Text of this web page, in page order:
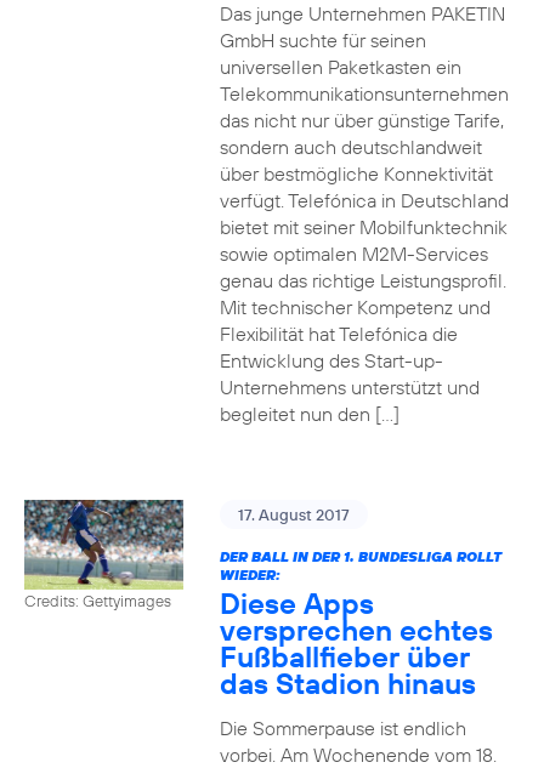
Das junge Unternehmen PAKETIN
GmbH suchte für seinen
universellen Paketkasten ein
Telekommunikationsunternehmen
das nicht nur über günstige Tarife,
sondern auch deutschlandweit
über bestmögliche Konnektivität
verfügt. Telefónica in Deutschland
bietet mit seiner Mobilfunktechnik
sowie optimalen M2M-Services
genau das richtige Leistungsprofil.
Mit technischer Kompetenz und
Flexibilität hat Telefónica die
Entwicklung des Start-up-
Unternehmens unterstützt und
begleitet nun den […]
Credits: Gettyimages
17. August 2017
DER BALL IN DER 1. BUNDESLIGA ROLLT
WIEDER:
Diese Apps
versprechen echtes
Fußballfieber über
das Stadion hinaus
Die Sommerpause ist endlich
vorbei. Am Wochenende vom 18.